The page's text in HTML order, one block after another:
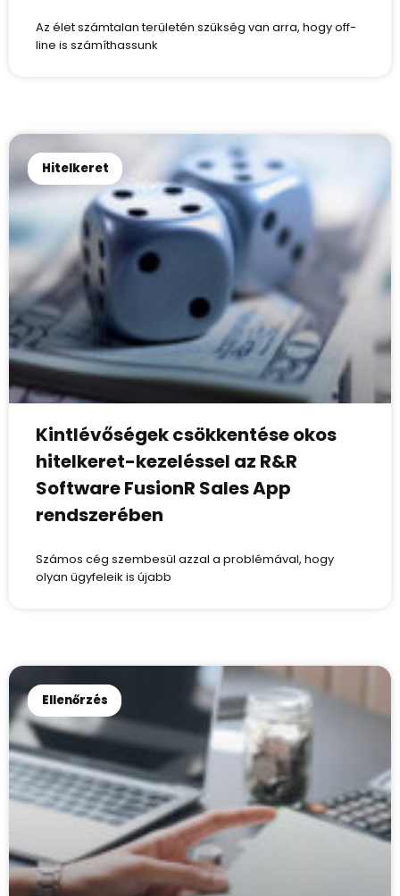
Az élet számtalan területén szükség van arra, hogy off-
line is számíthassunk
Hitelkeret
Kintlévőségek csökkentése okos
hitelkeret-kezeléssel az R&R
Software FusionR Sales App
rendszerében
Számos cég szembesül azzal a problémával, hogy
olyan ügyfeleik is újabb
Ellenőrzés